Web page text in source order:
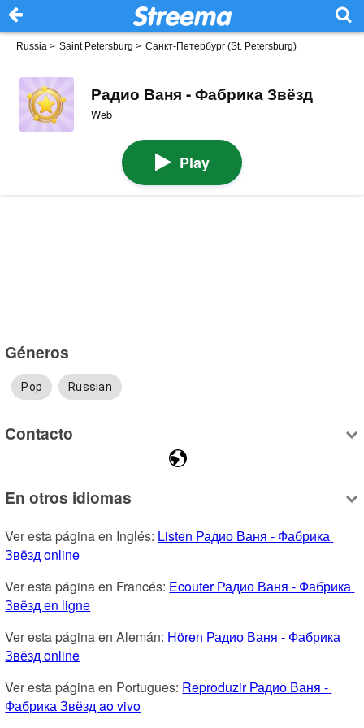
Russia > Saint Petersburg > Санкт-Петербург (St. Petersburg)
Радио Ваня - Фабрика Звёзд
Web
Play
Géneros
Pop Russian
Contacto
En otros idiomas
Ver esta página en Inglés: Listen Радио Ваня - Фабрика
Звёзд online
Ver esta página en Francés: Ecouter Радио Ваня - Фабрика
Звёзд en ligne
Ver esta página en Alemán: Hören Радио Ваня - Фабрика
Звёзд online
Ver esta página en Portugues: Reproduzir Радио Ваня -
Фабрика Звёзд ao vivo